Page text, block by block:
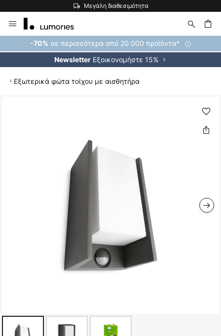
Μεγάλη διαθεσιμότητα
Μετάβαση
στο
περιεχόμενο
-70% σε περισσότερα από 20.000 προϊόντα*
Newsletter Εξοικονομήστε 15%
Εξωτερικά φώτα τοίχου με αισθητήρα